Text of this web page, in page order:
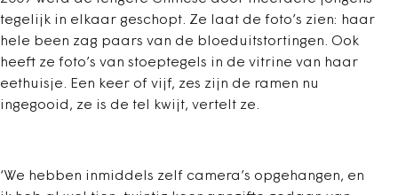
tegelijk in elkaar geschopt. Ze laat de foto’s zien: haar
hele been zag paars van de bloeduitstortingen. Ook
heeft ze foto’s van stoeptegels in de vitrine van haar
eethuisje. Een keer of vijf, zes zijn de ramen nu
ingegooid, ze is de tel kwijt, vertelt ze.
‘We hebben inmiddels zelf camera’s opgehangen, en